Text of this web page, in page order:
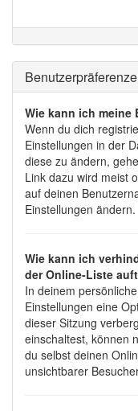
Wie kann ich meine
Wenn du dich
Einstellungen in der
diese zu ändern,
Link dazu wird meist
auf deinen
Einstellungen ändern.
Wie kann ich
der Online-Liste
In deinem
Einstellungen eine
dieser Sitzung
einschaltest, können
du selbst deinen
unsichtbarer